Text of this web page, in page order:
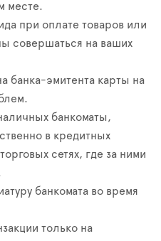
месте.
при оплате товаров или
совершаться на ваших
банка-эмитента карты на
банкоматы,
в кредитных
сетях, где за ними
банкомата во время
только на